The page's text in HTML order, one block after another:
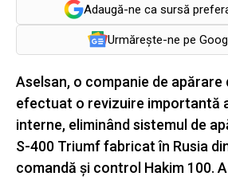
Adaugă-ne ca sursă
Urmărește-ne pe
Aselsan, o companie de apărare
efectuat o revizuire importantă
interne, eliminând sistemul de
S-400 Triumf fabricat în Rusia
comandă și control Hakim 100.